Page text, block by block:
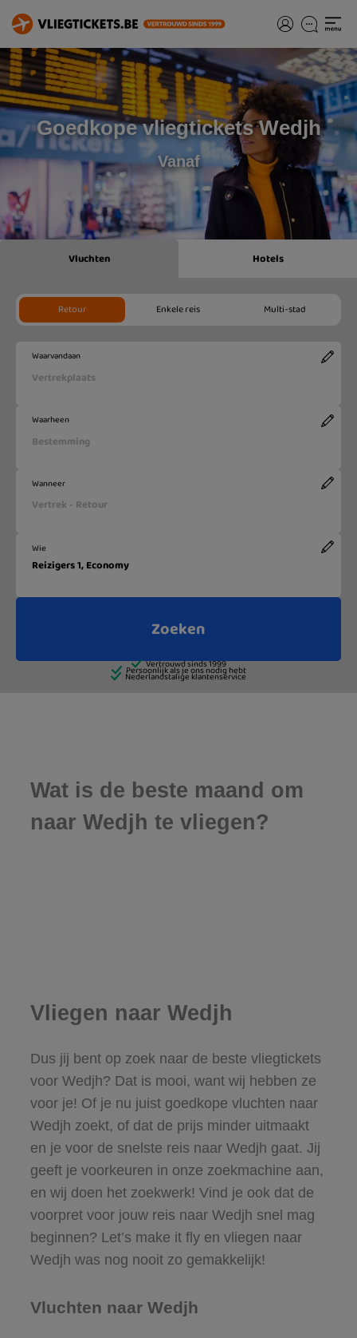
Goedkope vliegtickets Wedjh
Vanaf
Wat is de beste maand om
naar Wedjh te vliegen?
Vliegen naar Wedjh
Dus jij bent op zoek naar de beste vliegtickets
voor Wedjh? Dat is mooi, want wij hebben ze
voor je! Of je nu juist goedkope vluchten naar
Wedjh zoekt, of dat de prijs minder uitmaakt
en je voor de snelste reis naar Wedjh gaat. Jij
geeft je voorkeuren in onze zoekmachine aan,
en wij doen het zoekwerk! Vind je ook dat de
voorpret voor jouw reis naar Wedjh snel mag
beginnen? Let’s make it fly en vliegen naar
Wedjh was nog nooit zo gemakkelijk!
Vluchten naar Wedjh